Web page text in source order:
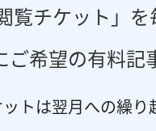
覧チケット」
ご希望の有料記
トは翌月への繰り